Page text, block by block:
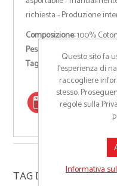
richiesta - Produzione
Composizione:100%
Peso:
140 g/m²
Taglie:
S-M-L-XL-XXL
SCHEDA TECNICA
TAG DEL PRODOTTO
Questo sito fa
l’esperienza di
raccogliere
stesso.
regole sulla
Informativa